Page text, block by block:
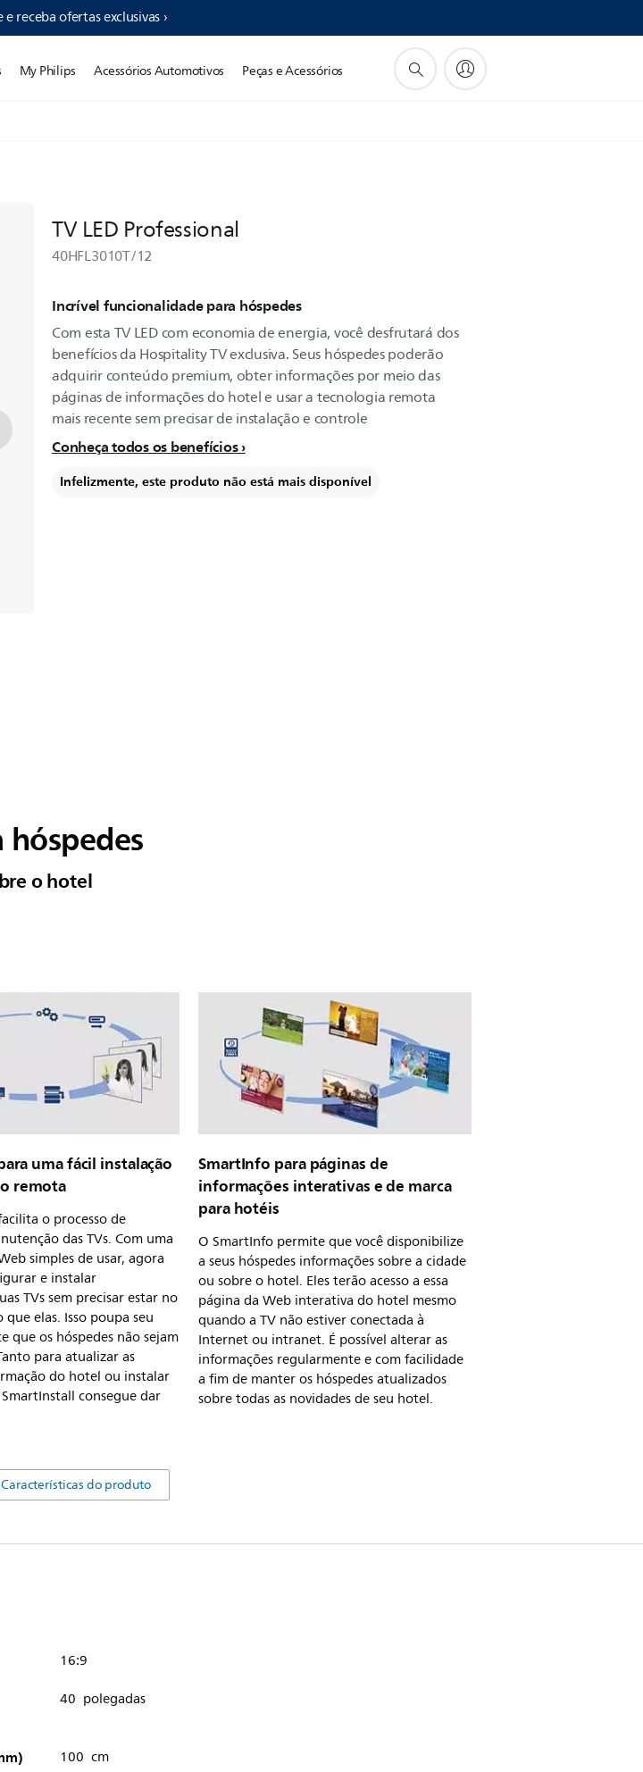
e receba ofertas exclusivas ›
My Philips Acessórios Automotivos Peças e Acessórios
TV LED Professional
40HFL3010T/12
Incrível funcionalidade para hóspedes
Com esta TV LED com economia de energia, você desfrutará dos
benefícios da Hospitality TV exclusiva. Seus hóspedes poderão
adquirir conteúdo premium, obter informações por meio das
páginas de informações do hotel e usar a tecnologia remota
mais recente sem precisar de instalação e controle
Conheça todos os benefícios
Infelizmente, este produto não está mais disponível
o hotel
uma fácil instalação
remota
o processo de
das TVs. Com uma
simples de usar, agora
e instalar
TVs sem precisar estar no
elas. Isso poupa seu
que os hóspedes não sejam
para atualizar as
do hotel ou instalar
consegue dar
SmartInfo para páginas de
informações interativas e de marca
para hotéis
O SmartInfo permite que você disponibilize
a seus hóspedes informações sobre a cidade
ou sobre o hotel. Eles terão acesso a essa
página da Web interativa do hotel mesmo
quando a TV não estiver conectada à
Internet ou intranet. É possível alterar as
informações regularmente e com facilidade
a fim de manter os hóspedes atualizados
sobre todas as novidades de seu hotel.
do produto
16:9
40 polegadas
100 cm